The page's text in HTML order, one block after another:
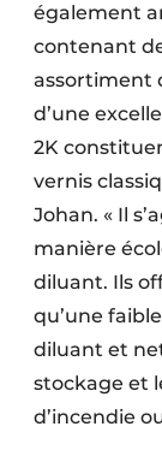
également
contenant
assortiment
d’une
2K
vernis
Johan. « Il
manière
diluant. Ils
qu’une
diluant et
stockage et
d’incendie